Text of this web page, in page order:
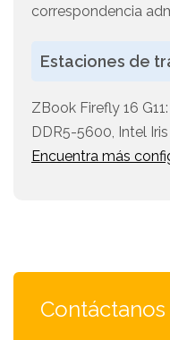
correspondencia
Estaciones de
ZBook Firefly 16
DDR5-5600, Intel
Encuentra más
Contáctanos